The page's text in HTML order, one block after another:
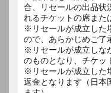
合、リセールの出品状
れるチケットの席また
※リセールが成立した
ので、あらかじめご了
※リセールが成立しな
のものとなり、チケッ
※リセールが成立した
返金となります（日本